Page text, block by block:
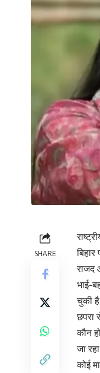
SHARE
राजद
भाई-
चुकी
छपरा
कौन
जा
कोई